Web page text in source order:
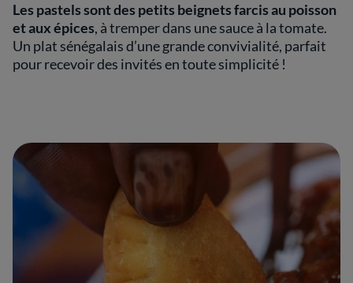
Les pastels sont des petits beignets farcis au poisson
et aux épices, à tremper dans une sauce à la tomate.
Un plat sénégalais d’une grande convivialité, parfait
pour recevoir des invités en toute simplicité !